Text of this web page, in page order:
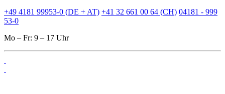
+49 4181 99953-0 (DE + AT) +41 32 661 00 64 (CH) 04181 - 999
53-0
Mo – Fr: 9 – 17 Uhr